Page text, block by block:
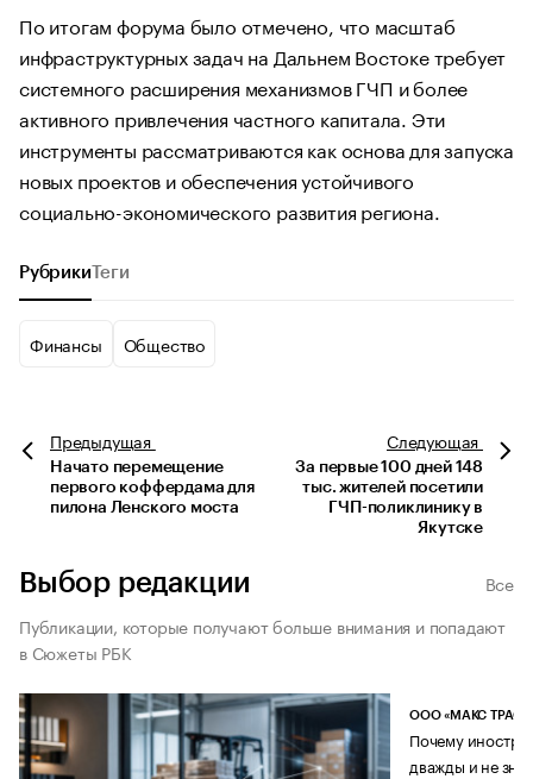
По итогам форума было отмечено, что масштаб
инфраструктурных задач на Дальнем Востоке требует
системного расширения механизмов ГЧП и более
активного привлечения частного капитала. Эти
инструменты рассматриваются как основа для запуска
новых проектов и обеспечения устойчивого
социально-экономического развития региона.
Рубрики Теги
Финансы Общество
Предыдущая
Начато перемещение
первого коффердама для
пилона Ленского моста
Следующая
За первые 100 дней 148
тыс. жителей посетили
ГЧП-поликлинику в
Якутске
Выбор редакции
Все
Публикации, которые получают больше внимания и попадают
в Сюжеты РБК
ООО «МАКС ТРАСТ»
Почему
дважды и не